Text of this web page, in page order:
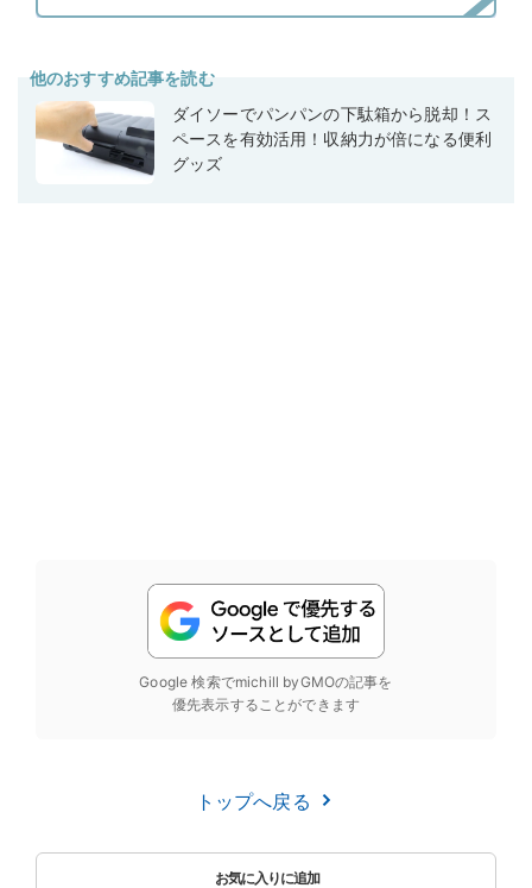
他のおすすめ記事を読む
ダイソーでパンパンの下駄箱から脱却！ス
ペースを有効活用！収納力が倍になる便利
グッズ
Google 検索でmichill byGMOの記事を
優先表示することができます
トップへ戻る